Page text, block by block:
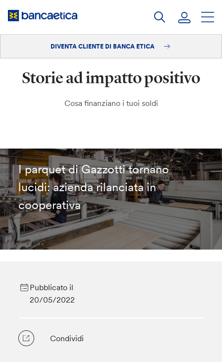
Diventa cliente
DIVENTA CLIENTE DI BANCA ETICA
Storie ad impatto positivo
Cosa finanziano i tuoi soldi
I parquet di Gazzotti tornano
lucidi: azienda rilanciata in
cooperativa
Pubblicato il
20/05/2022
Condividi